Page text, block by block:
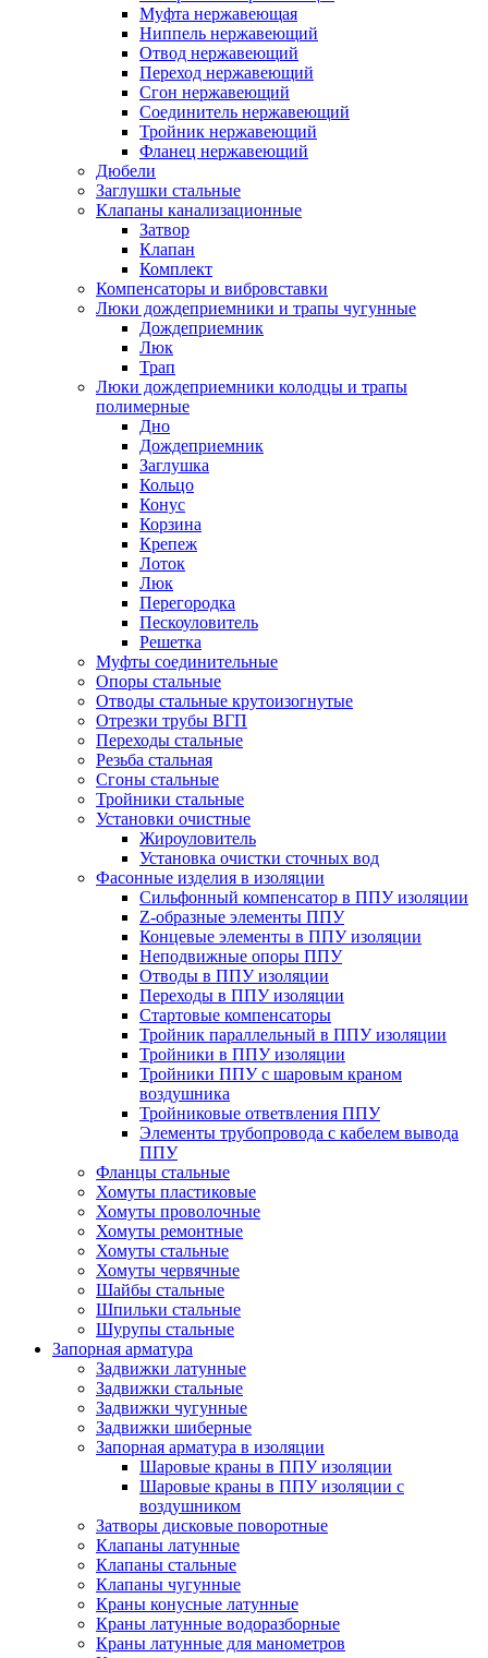
Муфта нержавеющая
Ниппель нержавеющий
Отвод нержавеющий
Переход нержавеющий
Сгон нержавеющий
Соединитель нержавеющий
Тройник нержавеющий
Фланец нержавеющий
Дюбели
Заглушки стальные
Клапаны канализационные
Затвор
Клапан
Комплект
Компенсаторы и вибровставки
Люки дождеприемники и трапы чугунные
Дождеприемник
Люк
Трап
Люки дождеприемники колодцы и трапы
полимерные
Дно
Дождеприемник
Заглушка
Кольцо
Конус
Корзина
Крепеж
Лоток
Люк
Перегородка
Пескоуловитель
Решетка
Муфты соединительные
Опоры стальные
Отводы стальные крутоизогнутые
Отрезки трубы ВГП
Переходы стальные
Резьба стальная
Сгоны стальные
Тройники стальные
Установки очистные
Жироуловитель
Установка очистки сточных вод
Фасонные изделия в изоляции
Cильфонный компенсатор в ППУ изоляции
Z-образные элементы ППУ
Концевые элементы в ППУ изоляции
Неподвижные опоры ППУ
Отводы в ППУ изоляции
Переходы в ППУ изоляции
Стартовые компенсаторы
Тройник параллельный в ППУ изоляции
Тройники в ППУ изоляции
Тройники ППУ с шаровым краном
воздушника
Тройниковые ответвления ППУ
Элементы трубопровода с кабелем вывода
ППУ
Фланцы стальные
Хомуты пластиковые
Хомуты проволочные
Хомуты ремонтные
Хомуты стальные
Хомуты червячные
Шайбы стальные
Шпильки стальные
Шурупы стальные
Запорная арматура
Задвижки латунные
Задвижки стальные
Задвижки чугунные
Задвижки шиберные
Запорная арматура в изоляции
Шаровые краны в ППУ изоляции
Шаровые краны в ППУ изоляции с
воздушником
Затворы дисковые поворотные
Клапаны латунные
Клапаны стальные
Клапаны чугунные
Краны конусные латунные
Краны латунные водоразборные
Краны латунные для манометров